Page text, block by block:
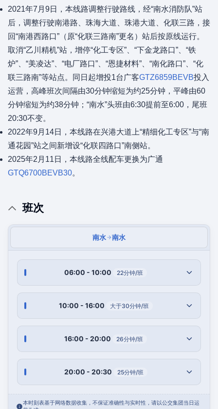
2021年7月9日，本线路调整行驶路线，经“南水消防队”站
后，调整行驶南港路、珠海大道、珠港大道、化联三路，接
回“南港西路口”（原“化联三路南”更名）站后按原线运行。
取消“乙川精机”站，增停“化工专区”、“下金龙路口”、“铁
炉”、“美凌达”、“电厂路口”、“恩捷材料”、“南化路口”、“化
联三路南”等站点。同日起增投1台广客GTZ6859BEVB投入
运营，高峰班次间隔由30分钟缩短为约25分钟，平峰由60
分钟缩短为约38分钟；“南水”头班由6:30提前至6:00，尾班
20:30不变。
2022年9月14日，本线路在兴港大道上“精细化工专区”与“南
通花园”站之间新增设“化联四路口”南侧站。
2025年2月11日，本线路全线配车更换为广通
GTQ6700BEVB30。
班次
南水 南水
06:00 - 10:00 22分钟/班
10:00 - 16:00 大于30分钟/班
16:00 - 20:00 26分钟/班
20:00 - 20:30 25分钟/班
本时刻表基于网络数据收集，不保证准确性与实时性，请以公交集团当日运